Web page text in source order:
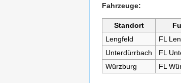
Fahrzeuge:
Standort
Lengfeld
FL
Unterdürrbach
FL
Würzburg
FL